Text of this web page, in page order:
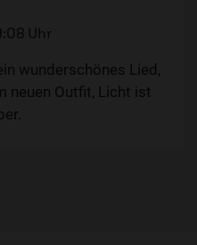
Uhr
wunderschönes Lied,
neuen Outfit, Licht ist